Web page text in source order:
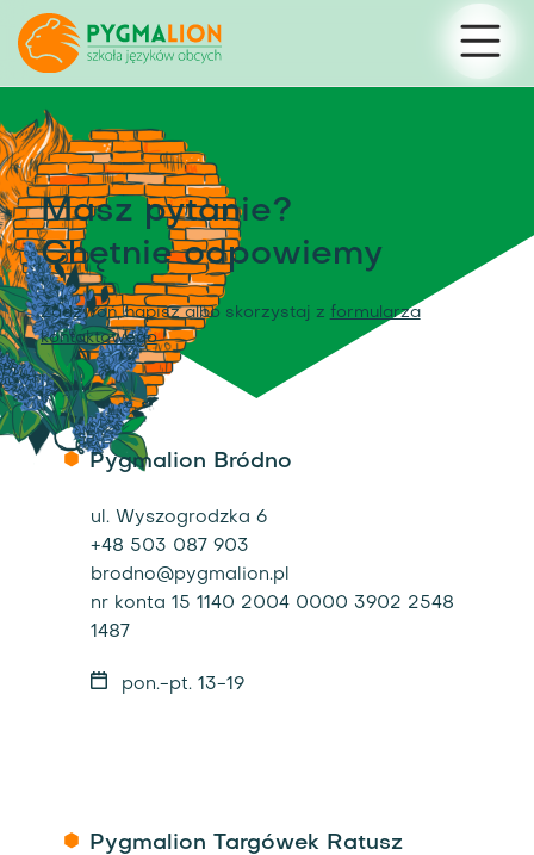
Masz pytanie?
Chętnie odpowiemy
Zadzwoń, napisz albo skorzystaj z formularza
kontaktowego
Pygmalion Bródno
ul. Wyszogrodzka 6
+48 503 087 903
brodno@pygmalion.pl
nr konta 15 1140 2004 0000 3902 2548
1487
pon.-pt. 13-19
Pygmalion Targówek Ratusz